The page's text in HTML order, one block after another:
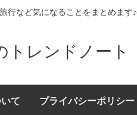
行など気になることをまとめます♪
トレンドノート
て プライバシーポリシー